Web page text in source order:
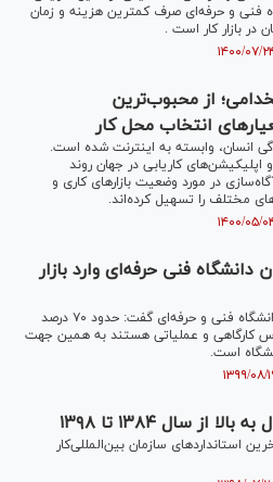
فنی و حرفه‌ای صرف کمترین هزینه و زمان
در بازار کار است .
از محبوب‌ترین
انتخاب محل کار
انسان، وابسته به اینترنت شده است.
کاریابی در جهان روند
در مورد وضعیت بازار‌های کاری و
مختلف را تسهیل کرده‌اند.
دانشگاه فنی حرفه‌ای وارد بازار
مدیر کل دفتر آمایش و گسترش دانشگاه فنی و حرفه‌ای گفت: حدود ۷۰ درصد
کارگاهی و عملیاتی هستند به همین جهت
است.
استاندارد‌های سازمان بین‌المللی‌کار